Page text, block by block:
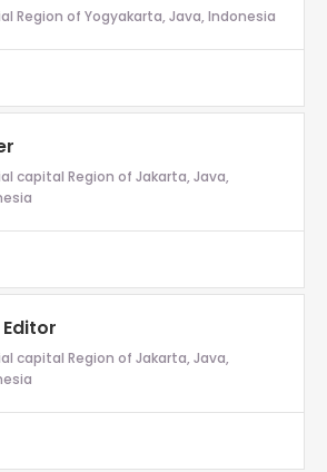
Region of Yogyakarta, Java, Indonesia
capital Region of Jakarta, Java,
capital Region of Jakarta, Java,